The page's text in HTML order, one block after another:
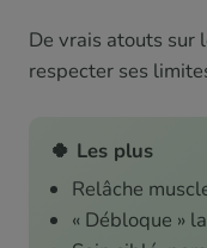
De vrais atouts sur
respecter ses
🍀 Les plus
Relâche
« Débloque »